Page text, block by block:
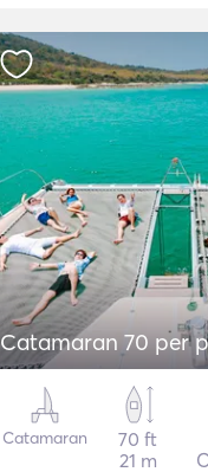
Catamaran 70 per
Catamaran
70 ft
21 m